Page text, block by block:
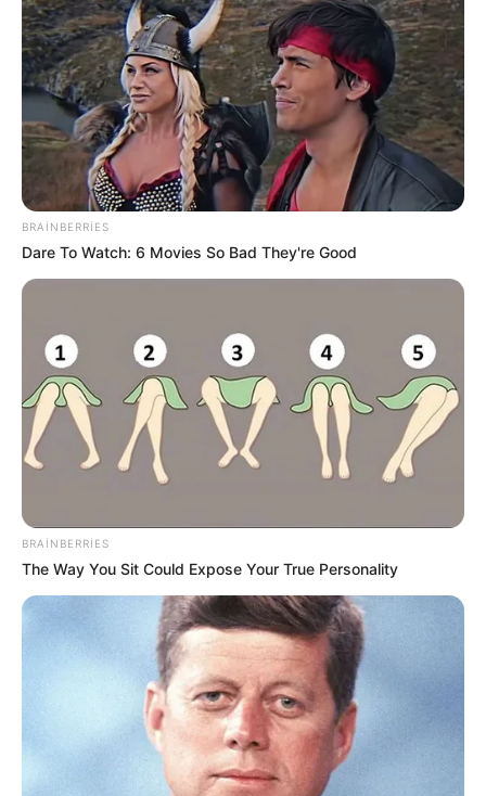
Sabah bu yerlərə leysan yağacaq -hava
PROQNOZU
248 0
23:27 / 06 Avqust 2026 SİYASƏT
"Yer kürəsinin cazibəsi bu tarixdə 7
saniyə yox olacaq"- İddia
23:27 / 06 Avqust 2026 CƏMİYYƏT
BRAINBERRIES
Dare To Watch: 6 Movies So Bad They're Good
BRAINBERRIES
The Way You Sit Could Expose Your True Personality